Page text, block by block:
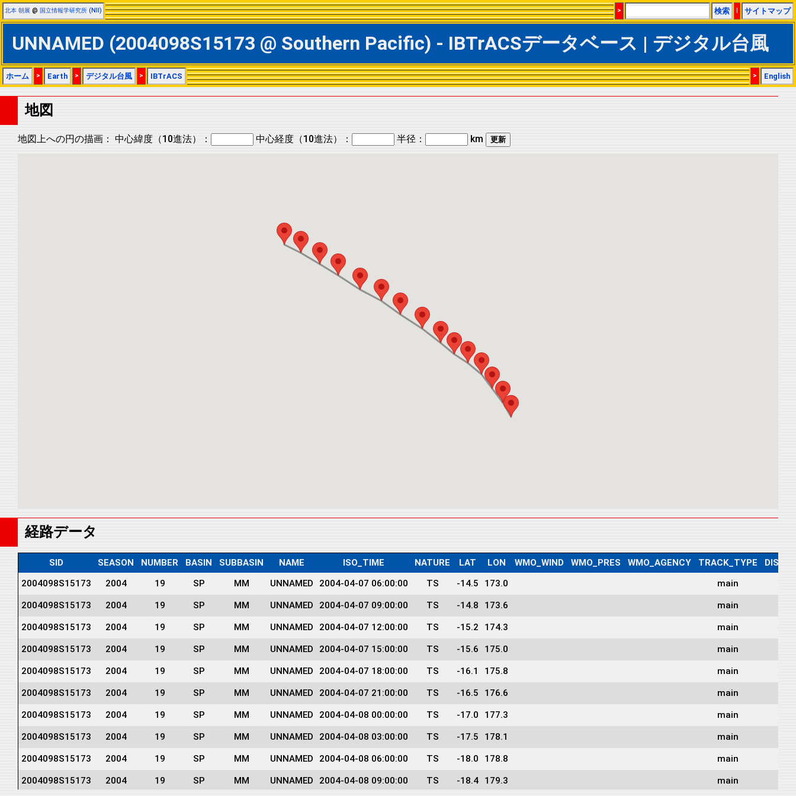
北本 朝展 @ 国立情報学研究所 (NII) > 検索 | サイトマップ
UNNAMED (2004098S15173 @ Southern Pacific) - IBTrACSデータベース | デジタル台風
ホーム > Earth > デジタル台風 > IBTrACS > English
地図
地図上への円の描画： 中心緯度（10進法）： 中心経度（10進法）： 半径： km
経路データ
SID SEASON NUMBER BASIN SUBBASIN NAME ISO_TIME NATURE LAT LON WMO_WIND WMO_PRES WMO_AGENCY TRACK_TYPE
2004098S15173
2004 19 SP MM UNNAMED 2004-04-07 06:00:00 TS -14.5 173.0 main
2004098S15173 2004 19 SP MM UNNAMED 2004-04-07 09:00:00 TS -14.8 173.6 main
2004098S15173 2004 19 SP MM UNNAMED 2004-04-07 12:00:00 TS -15.2 174.3 main
2004098S15173 2004 19 SP MM UNNAMED 2004-04-07 15:00:00 TS -15.6 175.0 main
2004098S15173 2004 19 SP MM UNNAMED 2004-04-07 18:00:00 TS -16.1 175.8 main
2004098S15173 2004 19 SP MM UNNAMED 2004-04-07 21:00:00 TS -16.5 176.6 main
2004098S15173 2004 19 SP MM UNNAMED 2004-04-08 00:00:00 TS -17.0 177.3 main
2004098S15173 2004 19 SP MM UNNAMED 2004-04-08 03:00:00 TS -17.5 178.1 main
2004098S15173 2004 19 SP MM UNNAMED 2004-04-08 06:00:00 TS -18.0 178.8 main
2004098S15173 2004 19 SP MM UNNAMED 2004-04-08 09:00:00 TS -18.4 179.3 main